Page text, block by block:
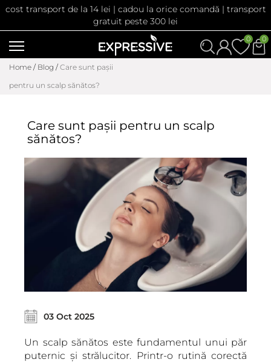
cost transport de la 14 lei | cadou la orice comandă | transport
gratuit peste 300 lei
0
0
Home / Blog / Care sunt pașii
pentru un scalp sănătos?
Care sunt pașii pentru un scalp
sănătos?
03 Oct 2025
Un scalp sănătos este fundamentul unui păr
puternic și strălucitor. Printr-o rutină corectă